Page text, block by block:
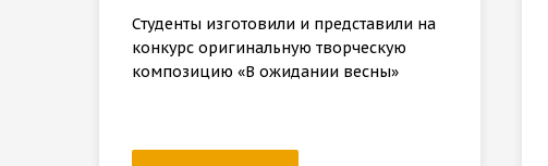
Студенты изготовили и представили на
конкурс оригинальную творческую
композицию «В ожидании весны»